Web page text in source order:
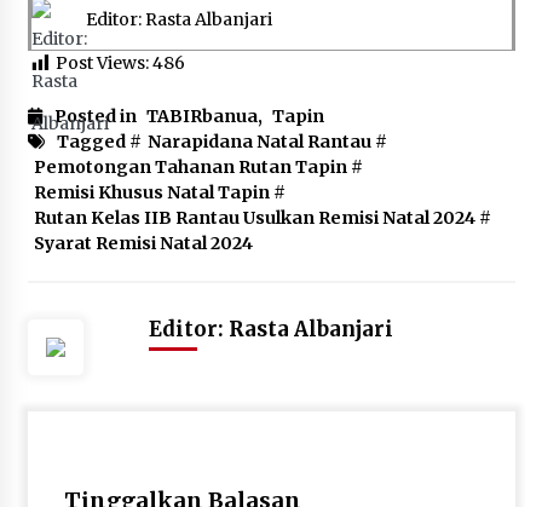
Editor: Rasta Albanjari
Post Views:486
Posted in TABIRbanua, Tapin
Tagged # Narapidana Natal Rantau #
Pemotongan Tahanan Rutan Tapin #
Remisi Khusus Natal Tapin #
Rutan Kelas IIB Rantau Usulkan Remisi Natal 2024#
Syarat Remisi Natal 2024
Editor: Rasta Albanjari
Tinggalkan Balasan